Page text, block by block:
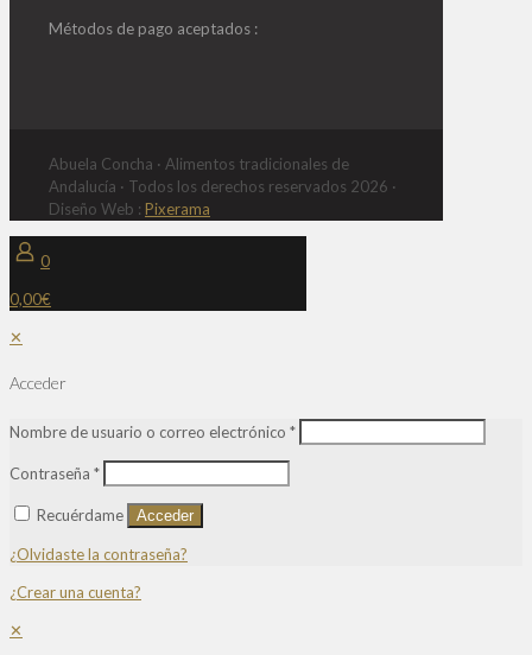
Métodos de pago aceptados :
Abuela Concha · Alimentos tradicionales de
Andalucía · Todos los derechos reservados 2026 ·
Diseño Web : Pixerama
0
0,00€
✕
Acceder
Nombre de usuario o correo electrónico *
Contraseña *
Recuérdame Acceder
¿Olvidaste la contraseña?
¿Crear una cuenta?
✕